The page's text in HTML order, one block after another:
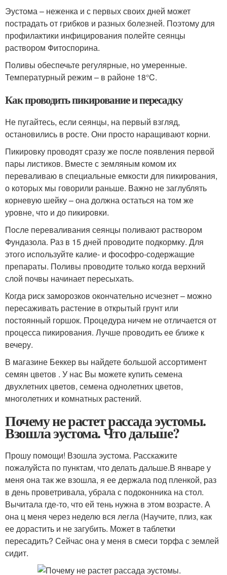
Эустома – неженка и с первых своих дней может
пострадать от грибков и разных болезней. Поэтому для
профилактики инфицирования полейте сеянцы
раствором Фитоспорина.
Поливы обеспечьте регулярные, но умеренные.
Температурный режим – в районе 18°C.
Как проводить пикирование и пересадку
Не пугайтесь, если сеянцы, на первый взгляд,
остановились в росте. Они просто наращивают корни.
Пикировку проводят сразу же после появления первой
пары листиков. Вместе с земляным комом их
переваливаю в специальные емкости для пикирования,
о которых мы говорили раньше. Важно не заглублять
корневую шейку – она должна остаться на том же
уровне, что и до пикировки.
После переваливания сеянцы поливают раствором
Фундазола. Раз в 15 дней проводите подкормку. Для
этого используйте калие- и фософро-содержащие
препараты. Поливы проводите только когда верхний
слой почвы начинает пересыхать.
Когда риск заморозков окончательно исчезнет – можно
пересаживать растение в открытый грунт или
постоянный горшок. Процедура ничем не отличается от
процесса пикирования. Лучше проводить ее ближе к
вечеру.
В магазине Беккер вы найдете большой ассортимент
семян цветов . У нас Вы можете купить семена
двухлетних цветов, семена однолетних цветов,
многолетних и комнатных растений.
Почему не растет рассада эустомы.
Взошла эустома. Что дальше?
Прошу помощи! Взошла эустома. Расскажите
пожалуйста по пунктам, что делать дальше.В январе у
меня она так же взошла, я ее держала под пленкой, раз
в день проветривала, убрала с подоконника на стол.
Вычитала где-то, что ей тень нужна в этом возрасте. А
она ц меня через неделю вся легла (Научите, плиз, как
ее дорастить и не загубить. Может в таблетки
пересадить? Сейчас она у меня в смеси торфа с землей
сидит.